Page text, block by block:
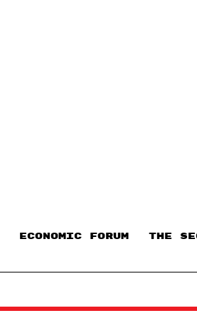
ECONOMIC FORUM THE